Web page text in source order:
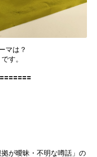
マは？
です。
が曖昧・不明な噂話」の